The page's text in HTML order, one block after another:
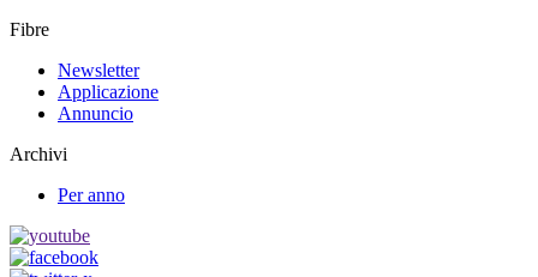
Fibre
Newsletter
Applicazione
Annuncio
Archivi
Per anno